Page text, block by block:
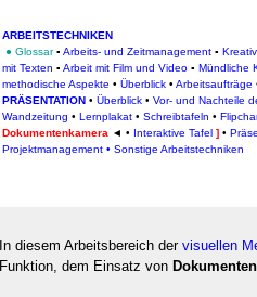
ARBEITSTECHNIKEN
● Glossar▪ Arbeits- und Zeitmanagement ▪
mit Texten ▪ Arbeit mit Film und Video ▪ Mündliche
methodische Aspekte • Überblick • Arbeitsaufträge
PRÄSENTATION • Überblick • Vor- und Nachteile
Wandzeitung • Lernplakat • Schreibtafeln •
Dokumentenkamera ◄ • Interaktive Tafel ] •
Projektmanagement • Sonstige Arbeitstechniken
In diesem Arbeitsbereich der visuellen
Funktion, dem Einsatz von